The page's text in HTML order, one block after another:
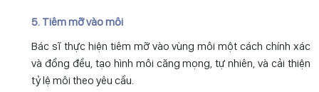
5. Tiêm mỡ vào môi
Bác sĩ thực hiện tiêm mỡ vào vùng môi một cách chính xác
và đồng đều, tạo hình môi căng mọng, tự nhiên, và cải thiện
tỷ lệ môi theo yêu cầu.